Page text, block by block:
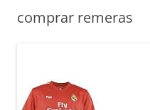
comprar remeras